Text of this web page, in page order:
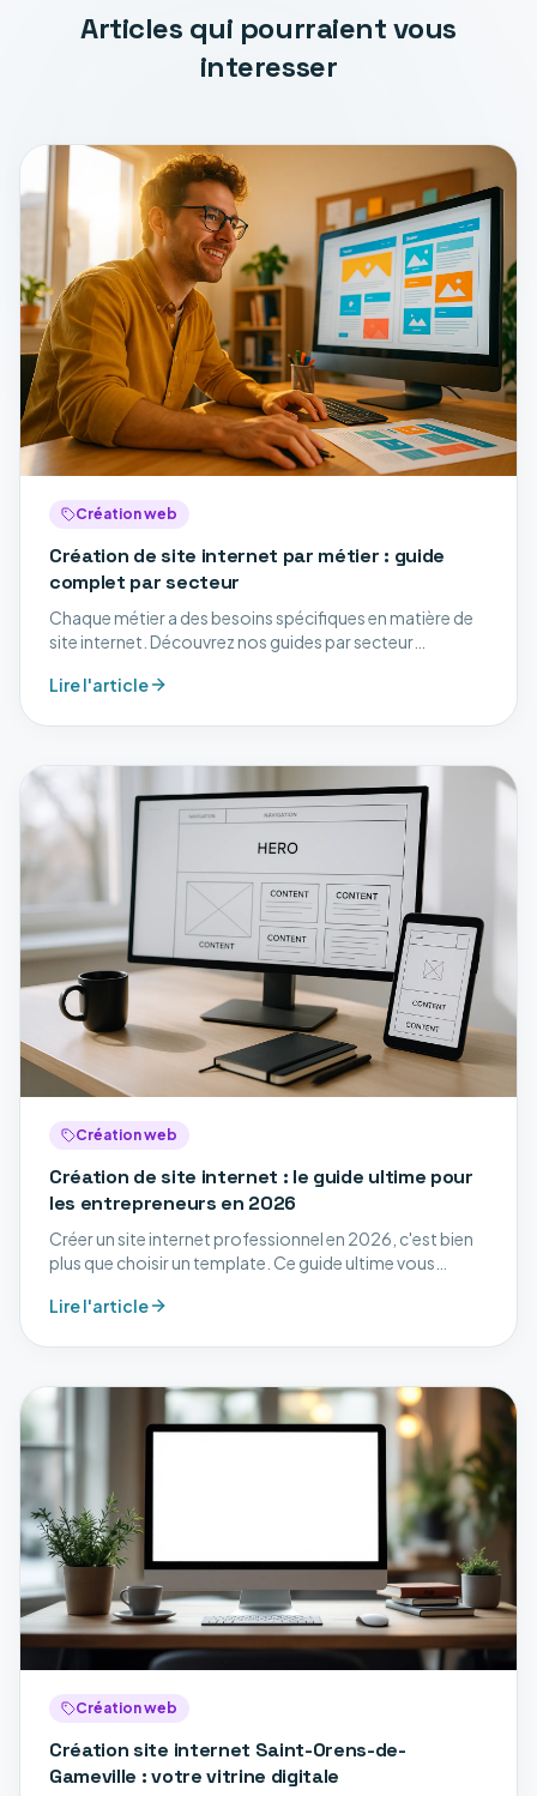
Articles qui pourraient vous
interesser
Création web
Création de site internet par métier : guide
complet par secteur
Chaque métier a des besoins spécifiques en matière de
site internet. Découvrez nos guides par secteur
Lire l'article
Création web
Création de site internet : le guide ultime pour
les entrepreneurs en 2026
Créer un site internet professionnel en 2026, c'est bien
plus que choisir un template. Ce guide ultime vous
développement, SEO et mise en ligne.
Lire l'article
Création web
Création site internet Saint-Orens-de-
Gameville : votre vitrine digitale